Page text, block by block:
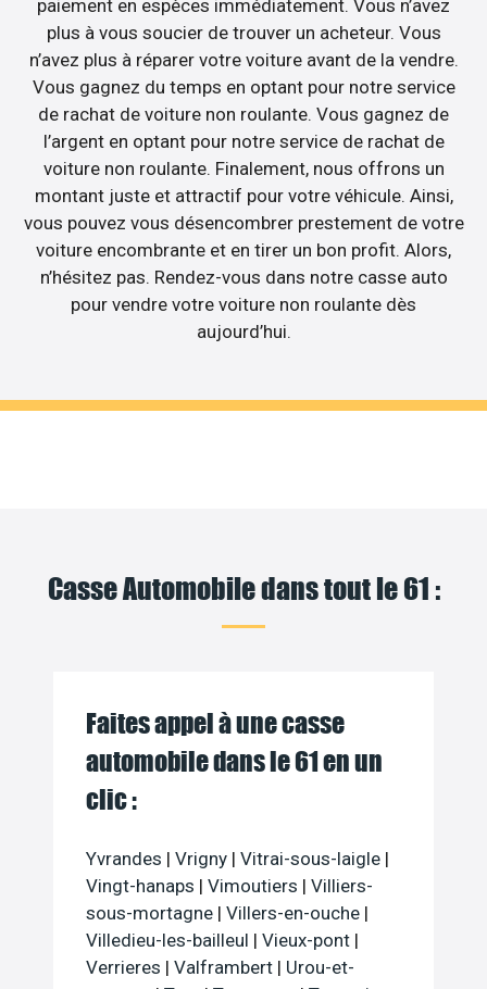
paiement en espèces immédiatement. Vous n’avez
plus à vous soucier de trouver un acheteur. Vous
n’avez plus à réparer votre voiture avant de la vendre.
Vous gagnez du temps en optant pour notre service
de rachat de voiture non roulante. Vous gagnez de
l’argent en optant pour notre service de rachat de
voiture non roulante. Finalement, nous offrons un
montant juste et attractif pour votre véhicule. Ainsi,
vous pouvez vous désencombrer prestement de votre
voiture encombrante et en tirer un bon profit. Alors,
n’hésitez pas. Rendez-vous dans notre casse auto
pour vendre votre voiture non roulante dès
aujourd’hui.
Casse Automobile dans tout le 61 :
Faites appel à une casse
automobile dans le 61 en un
clic :
Yvrandes | Vrigny | Vitrai-sous-laigle |
Vingt-hanaps | Vimoutiers | Villiers-
sous-mortagne | Villers-en-ouche |
Villedieu-les-bailleul | Vieux-pont |
Verrieres | Valframbert | Urou-et-